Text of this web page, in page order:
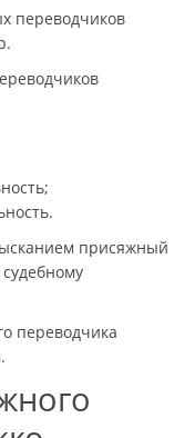
переводчиков
присяжный
переводчика